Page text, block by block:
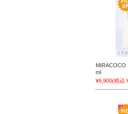
MIRACOCO
ml
¥6,900(税込